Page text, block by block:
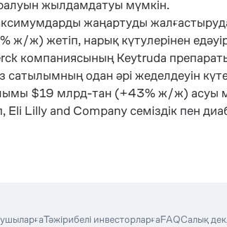
жылдамдатуы мүмкін.
жаңартуды
жетіп, нарық күтулерінен
компаниясының Keytruda
сатылымның одан әрі жеделдеуін
$19 млрд-тан (+43% ж/ж) асуы
Eli Lilly and Company семіздік пен
Тәжірибелі инвесторларғаFAQСалық